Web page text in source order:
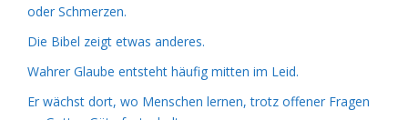
oder Schmerzen.
Die Bibel zeigt etwas anderes.
Wahrer Glaube entsteht häufig mitten im Leid.
Er wächst dort, wo Menschen lernen, trotz offener Fragen